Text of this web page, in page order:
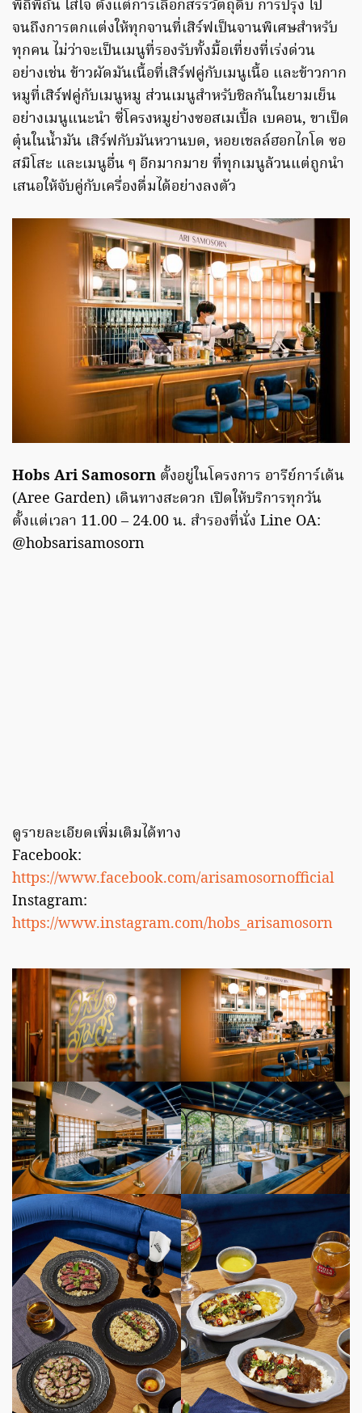
พิถีพิถัน ใส่ใจ ตั้งแต่การเลือกสรรวัตถุดิบ การปรุง ไป
จนถึงการตกแต่งให้ทุกจานที่เสิร์ฟเป็นจานพิเศษสำหรับ
ทุกคน ไม่ว่าจะเป็นเมนูที่รองรับทั้งมื้อเที่ยงที่เร่งด่วน
อย่างเช่น ข้าวผัดมันเนื้อที่เสิร์ฟคู่กับเมนูเนื้อ และข้าวกาก
หมูที่เสิร์ฟคู่กับเมนูหมู ส่วนเมนูสำหรับชิลกันในยามเย็น
อย่างเมนูแนะนำ ซี่โครงหมูย่างซอสเมเปิ้ล เบคอน, ขาเป็ด
ตุ๋นในน้ำมัน เสิร์ฟกับมันหวานบด, หอยเชลล์ฮอกไกโด ซอ
สมิโสะ และเมนูอื่น ๆ อีกมากมาย ที่ทุกเมนูล้วนแต่ถูกนำ
เสนอให้จับคู่กับเครื่องดื่มได้อย่างลงตัว
Hobs Ari Samosorn ตั้งอยู่ในโครงการ อารีย์การ์เด้น
(Aree Garden) เดินทางสะดวก เปิดให้บริการทุกวัน
ตั้งแต่เวลา 11.00 – 24.00 น. สำรองที่นั่ง Line OA:
@hobsarisamosorn
ดูรายละเอียดเพิ่มเติมได้ทาง
Facebook:
https://www.facebook.com/arisamosornofficial
Instagram:
https://www.instagram.com/hobs_arisamosorn